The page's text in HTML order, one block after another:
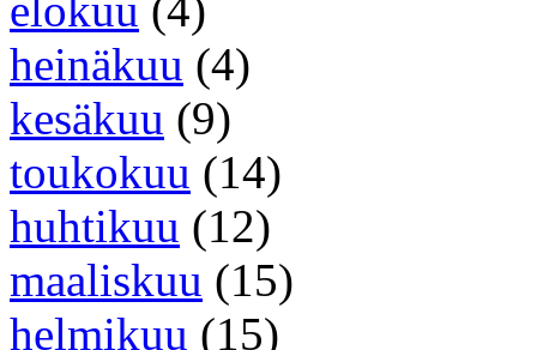
heinäkuu (4)
kesäkuu (9)
toukokuu (14)
huhtikuu (12)
maaliskuu (15)
helmikuu (15)